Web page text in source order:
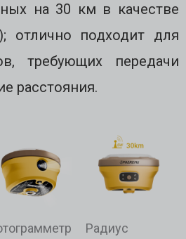
на 30 км в качестве
отлично подходит для
требующих передачи
расстояния.
Радиус